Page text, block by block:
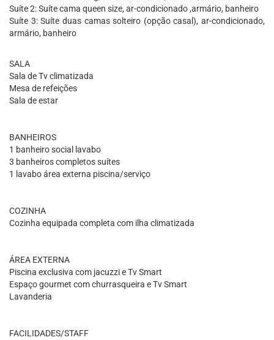
Suíte 2: Suíte cama queen size, ar-condicionado ,armário, banheiro
Suíte 3: Suíte duas camas solteiro (opção casal), ar-condicionado,
armário, banheiro
SALA
Sala de Tv climatizada
Mesa de refeições
Sala de estar
BANHEIROS
1 banheiro social lavabo
3 banheiros completos suítes
1 lavabo área externa piscina/serviço
COZINHA
Cozinha equipada completa com ilha climatizada
ÁREA EXTERNA
Piscina exclusiva com jacuzzi e Tv Smart
Espaço gourmet com churrasqueira e Tv Smart
Lavanderia
FACILIDADES/STAFF